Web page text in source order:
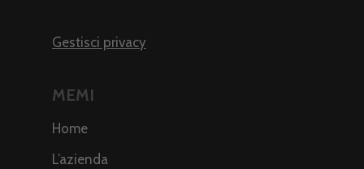
Gestisci privacy
MEMI
Home
L’azienda